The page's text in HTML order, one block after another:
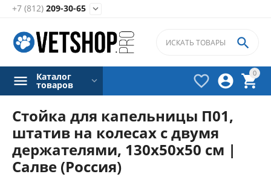
+7 (812) 209-30-65 
0




Каталог
товаров
Стойка для капельницы П01,
штатив на колесах с двумя
держателями, 130х50х50 см |
Салве (Россия)